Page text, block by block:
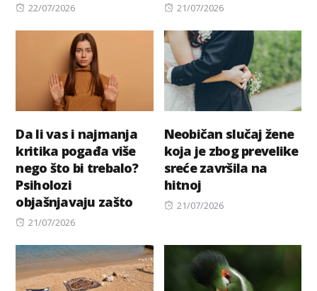
Posted
22/07/2026
Posted
21/07/2026
Da li vas i najmanja
kritika pogađa više
nego što bi trebalo?
Psiholozi
objašnjavaju zašto
Posted
21/07/2026
Neobičan slučaj žene
koja je zbog prevelike
sreće završila na
hitnoj
Posted
21/07/2026